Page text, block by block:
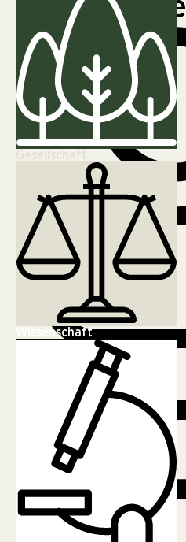
Wissenschaft
Katastrophe
Martin Litschauer